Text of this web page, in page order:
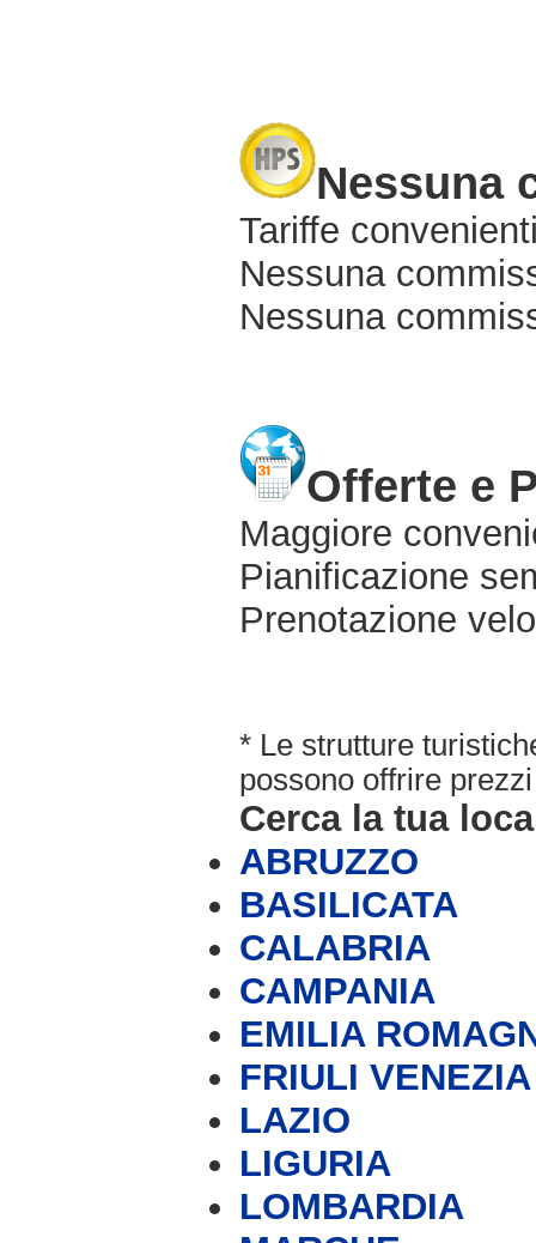
Nessuna
Tariffe
Nessuna
Nessuna
Offerte e
Maggiore
Pianificazione
Prenotazione
* Le strutture
possono offrire
Cerca la tua
ABRUZZO
BASILICATA
CALABRIA
CAMPANIA
EMILIA
FRIULI
LAZIO
LIGURIA
LOMBARDIA